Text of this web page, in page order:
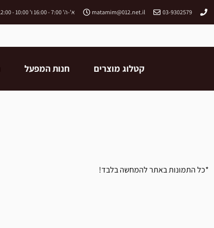
03-9302579
matamim@012.net.il א'-ה' 7:00 - 16:00 ו' 10:00 - 12:00
קטלוג מוצרים חנות המפעל
*כל התמונות באתר להמחשה בלבד!